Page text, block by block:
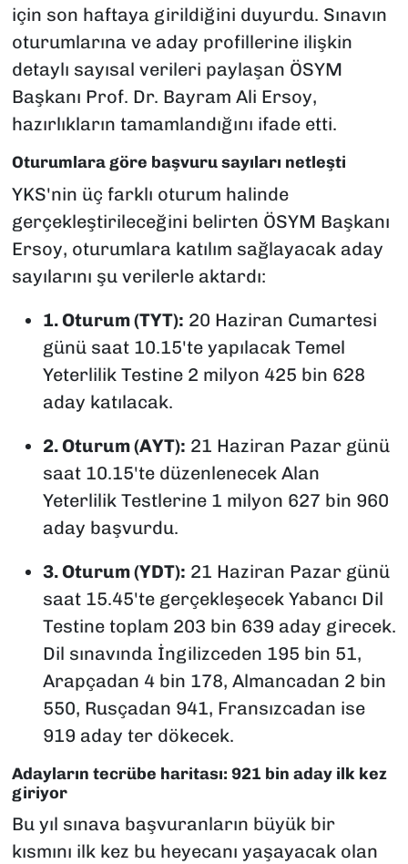
için son haftaya girildiğini duyurdu. Sınavın
oturumlarına ve aday profillerine ilişkin
detaylı sayısal verileri paylaşan ÖSYM
Başkanı Prof. Dr. Bayram Ali Ersoy,
hazırlıkların tamamlandığını ifade etti.
Oturumlara göre başvuru sayıları netleşti
YKS'nin üç farklı oturum halinde
gerçekleştirileceğini belirten ÖSYM Başkanı
Ersoy, oturumlara katılım sağlayacak aday
sayılarını şu verilerle aktardı:
1. Oturum (TYT): 20 Haziran Cumartesi
günü saat 10.15'te yapılacak Temel
Yeterlilik Testine 2 milyon 425 bin 628
aday katılacak.
2. Oturum (AYT): 21 Haziran Pazar günü
saat 10.15'te düzenlenecek Alan
Yeterlilik Testlerine 1 milyon 627 bin 960
aday başvurdu.
3. Oturum (YDT): 21 Haziran Pazar günü
saat 15.45'te gerçekleşecek Yabancı Dil
Testine toplam 203 bin 639 aday girecek.
Dil sınavında İngilizceden 195 bin 51,
Arapçadan 4 bin 178, Almancadan 2 bin
550, Rusçadan 941, Fransızcadan ise
919 aday ter dökecek.
Adayların tecrübe haritası: 921 bin aday ilk kez
giriyor
Bu yıl sınava başvuranların büyük bir
kısmını ilk kez bu heyecanı yaşayacak olan